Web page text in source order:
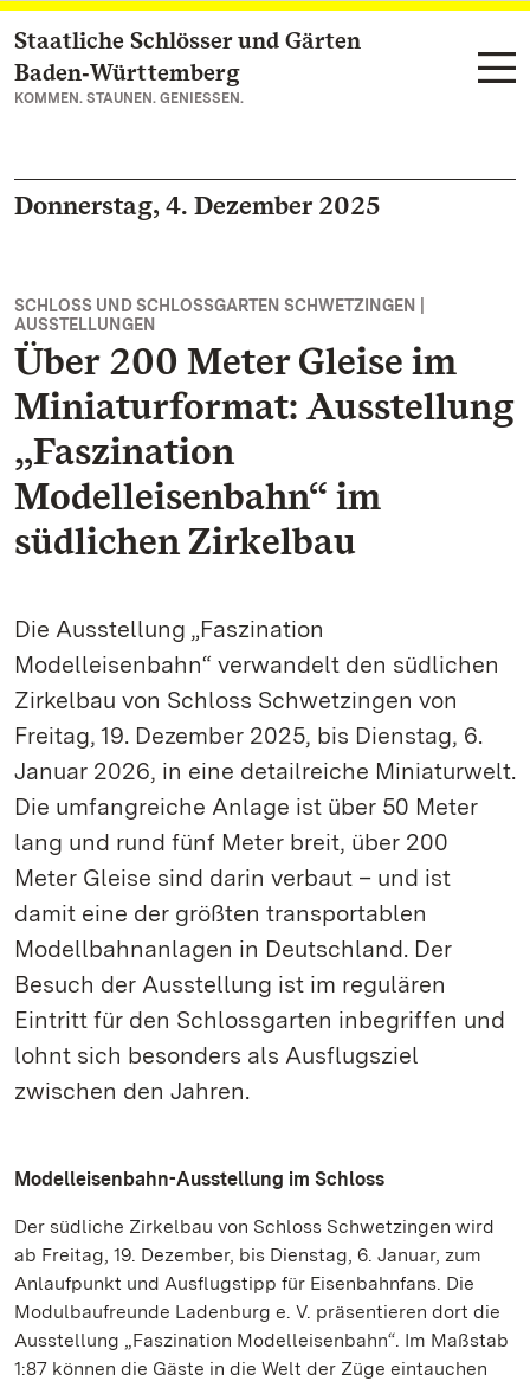
Zum Hauptinhalt springen
Staatliche Schlösser und Gärten
Baden‑Württemberg
KOMMEN. STAUNEN. GENIESSEN.
Donnerstag, 4. Dezember 2025
SCHLOSS UND SCHLOSSGARTEN SCHWETZINGEN |
AUSSTELLUNGEN
Über 200 Meter Gleise im
Miniaturformat: Ausstellung
„Faszination
Modelleisenbahn“ im
südlichen Zirkelbau
Die Ausstellung „Faszination
Modelleisenbahn“ verwandelt den südlichen
Zirkelbau von Schloss Schwetzingen von
Freitag, 19. Dezember 2025, bis Dienstag, 6.
Januar 2026, in eine detailreiche Miniaturwelt.
Die umfangreiche Anlage ist über 50 Meter
lang und rund fünf Meter breit, über 200
Meter Gleise sind darin verbaut – und ist
damit eine der größten transportablen
Modellbahnanlagen in Deutschland. Der
Besuch der Ausstellung ist im regulären
Eintritt für den Schlossgarten inbegriffen und
lohnt sich besonders als Ausflugsziel
zwischen den Jahren.
Modelleisenbahn-Ausstellung im Schloss
Der südliche Zirkelbau von Schloss Schwetzingen wird
ab Freitag, 19. Dezember, bis Dienstag, 6. Januar, zum
Anlaufpunkt und Ausflugstipp für Eisenbahnfans. Die
Modulbaufreunde Ladenburg e. V. präsentieren dort die
Ausstellung „Faszination Modelleisenbahn“. Im Maßstab
1:87 können die Gäste in die Welt der Züge eintauchen